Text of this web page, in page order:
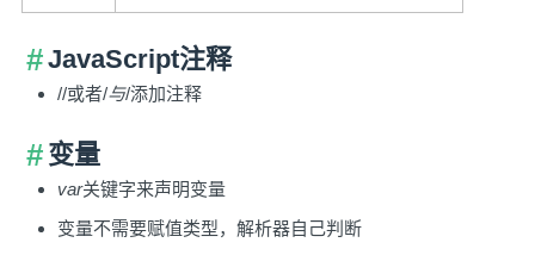
JavaScript注释
//或者/与/添加注释
变量
var关键字来声明变量
变量不需要赋值类型，解析器自己判断